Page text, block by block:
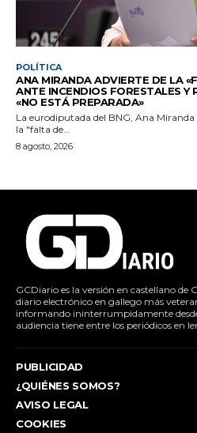
POLÍTICA
ANA MIRANDA ADVIERTE DE LA
ANTE INCENDIOS FORESTALES Y
«NO ESTÁ PREPARADA»
La eurodiputada del BNG, Ana Miranda
la "falta de...
8 agosto, 2026
GCDiario es la versión en castellano de
diario electrónico en gallego más
informando ininterrumpidamente
audiencia tiene entre los periódicos en
PUBLICIDAD
¿QUIÉNES SOMOS?
AVISO LEGAL
COOKIES